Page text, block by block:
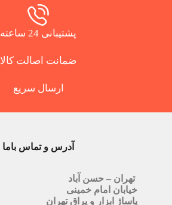
پشتیبانی 24 ساعته
ضمانت اصالت کالا
ارسال سریع
آدرس و تماس باما
تهران – حسن آباد
خیابان امام خمینی
پاساژ ابزار و یراق تهران